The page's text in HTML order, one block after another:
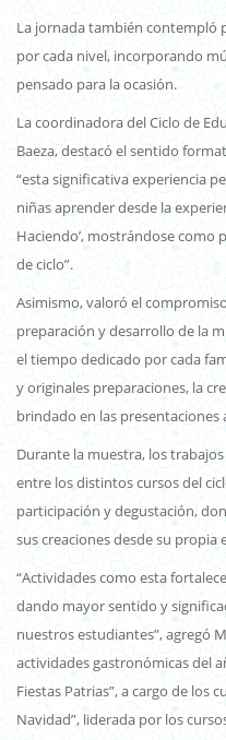
La jornada también contempló
por cada nivel, incorporando
pensado para la ocasión.
La coordinadora del Ciclo de
Baeza, destacó el sentido
“esta significativa experiencia
niñas aprender desde la
Haciendo’, mostrándose como
de ciclo”.
Asimismo, valoró el
preparación y desarrollo de la
el tiempo dedicado por cada
y originales preparaciones, la
brindado en las presentaciones
Durante la muestra, los
entre los distintos cursos del
participación y degustación,
sus creaciones desde su propia
“Actividades como esta
dando mayor sentido y
nuestros estudiantes”, agregó
actividades gastronómicas del
Fiestas Patrias”, a cargo de los
Navidad”, liderada por los